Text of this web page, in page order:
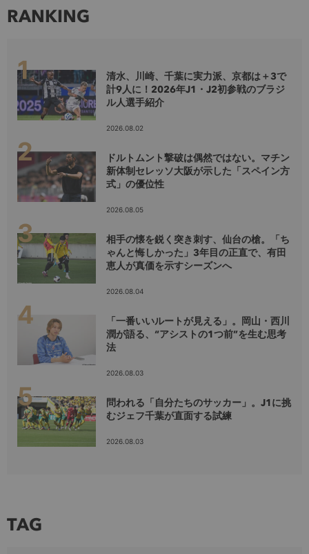
RANKING
清水、川崎、千葉に実力派、京都は＋3で
計9人に！2026年J1・J2初参戦のブラジ
ル人選手紹介
2026.08.02
ドルトムント撃破は偶然ではない。マチン
新体制セレッソ大阪が示した「スペイン方
式」の優位性
2026.08.05
相手の懐を鋭く突き刺す、仙台の槍。「ち
ゃんと悔しかった」3年目の正直で、有田
恵人が真価を示すシーズンへ
2026.08.04
「一番いいルートが見える」。岡山・西川
潤が語る、“アシストの1つ前”を生む思考
法
2026.08.03
問われる「自分たちのサッカー」。J1に挑
むジェフ千葉が直面する試練
2026.08.03
TAG